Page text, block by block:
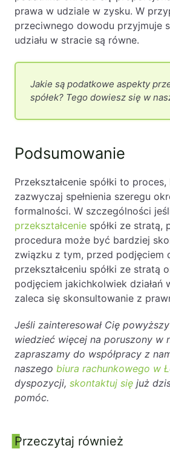
prawa w udziale w zysku. W
przeciwnego dowodu przyjmuje
udziału w stracie są równe.
Jakie są podatkowe aspekty
spółek? Tego dowiesz się w
Podsumowanie
Przekształcenie spółki to
zazwyczaj spełnienia szeregu
formalności. W szczególności
przekształcenie spółki ze stratą,
procedura może być bardziej
związku z tym, przed podjęciem
przekształceniu spółki ze stratą
podjęciem jakichkolwiek działań
zaleca się skonsultowanie z
Jeśli zainteresował Cię
wiedzieć więcej na poruszony w
zapraszamy do współpracy z
naszego biura rachunkowego w
dyspozycji, skontaktuj się już
pomóc.
Panel boczny
Przeczytaj również